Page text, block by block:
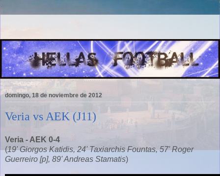
domingo, 18 de noviembre de 2012
Veria vs AEK (J11)
Veria - AEK 0-4
(19' Giorgos Katidis, 24' Taxiarchis Fountas, 57' Roger
Guerreiro [p], 89' Andreas Stamatis)